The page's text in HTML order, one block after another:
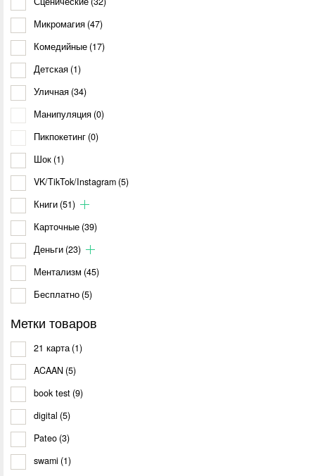
Микромагия (47)
Комедийные (17)
Детская (1)
Уличная (34)
Манипуляция (0)
Пикпокетинг (0)
Шок (1)
VK/TikTok/Instagram (5)
Книги (51)
Карточные (39)
Деньги (23)
Ментализм (45)
Бесплатно (5)
Метки товаров
21 карта (1)
ACAAN (5)
book test (9)
digital (5)
Pateo (3)
swami (1)